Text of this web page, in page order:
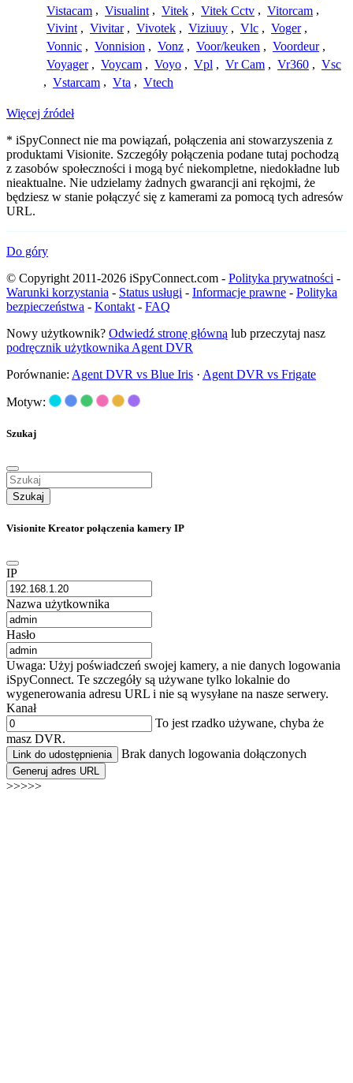
Vistacam , Visualint , Vitek , Vitek Cctv , Vitorcam ,
Vivint , Vivitar , Vivotek , Viziuuy , Vlc , Voger ,
Vonnic , Vonnision , Vonz , Voor/keuken , Voordeur ,
Voyager , Voycam , Voyo , Vpl , Vr Cam , Vr360 , Vsc
, Vstarcam , Vta , Vtech
Więcej źródeł
* iSpyConnect nie ma powiązań, połączenia ani stowarzyszenia z
produktami Visionite. Szczegóły połączenia podane tutaj pochodzą
z zasobów społeczności i mogą być niekompletne, niedokładne lub
nieaktualne. Nie udzielamy żadnych gwarancji ani rękojmi, że
będziesz w stanie połączyć się z kamerami za pomocą tych adresów
URL.
Do góry
© Copyright 2011-2026 iSpyConnect.com - Polityka prywatności -
Warunki korzystania - Status usługi - Informacje prawne - Polityka
bezpieczeństwa - Kontakt - FAQ
Nowy użytkownik? Odwiedź stronę główną lub przeczytaj nasz
podręcznik użytkownika Agent DVR
Porównanie: Agent DVR vs Blue Iris · Agent DVR vs Frigate
Motyw:
Szukaj
Szukaj
Visionite Kreator połączenia kamery IP
IP
Nazwa użytkownika
Hasło
Uwaga: Użyj poświadczeń swojej kamery, a nie danych logowania
iSpyConnect. Te szczegóły są używane tylko lokalnie do
wygenerowania adresu URL i nie są wysyłane na nasze serwery.
Kanał
To jest rzadko używane, chyba że
masz DVR.
Link do udostępnienia Brak danych logowania dołączonych
Generuj adres URL
>>>>>